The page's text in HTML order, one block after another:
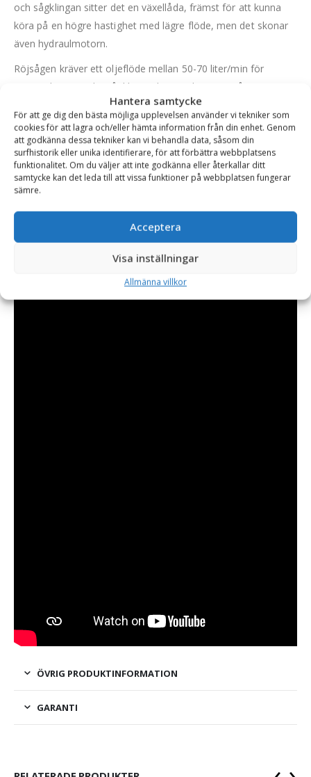
Hantera samtycke
För att ge dig den bästa möjliga upplevelsen använder vi tekniker som
cookies för att lagra och/eller hämta information från din enhet. Genom
att godkänna dessa tekniker kan vi behandla data, såsom din
surfhistorik eller unika identifierare, för att förbättra webbplatsens
funktionalitet. Om du väljer att inte godkänna eller återkallar ditt
samtycke kan det leda till att vissa funktioner på webbplatsen fungerar
sämre.
Acceptera
Visa inställningar
Allmänna villkor
och sågklingan sitter det en växellåda, främst för att kunna
köra på en högre hastighet med lägre flöde, men det skonar
även hydraulmotorn.
Röjsågen kräver ett oljeflöde mellan 50-70 liter/min för
maximal prestanda. Sågklingan har en diameter på 750 mm
och är av karbonstål. Den är perfekt för att röja med bland
snårig växtlighet, sly, buskage och mindre träd. Den klarar av
grenar och träd upp till 250 mm tjocka. Röjsågen är tillverkad
på Irland och levereras med fäste och hydraulslang.
ÖVRIG PRODUKTINFORMATION
GARANTI